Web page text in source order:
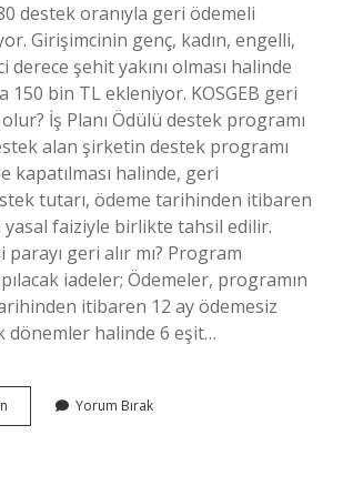
destek oranıyla geri ödemeli
Girişimcinin genç, kadın, engelli,
derece şehit yakını olması halinde
150 bin TL ekleniyor. KOSGEB geri
İş Planı Ödülü destek programı
alan şirketin destek programı
kapatılması halinde, geri
tutarı, ödeme tarihinden itibaren
faiziyle birlikte tahsil edilir.
parayı geri alır mı? Program
iadeler; Ödemeler, programın
itibaren 12 ay ödemesiz
dönemler halinde 6 eşit…
Geri
Yorum Bırak